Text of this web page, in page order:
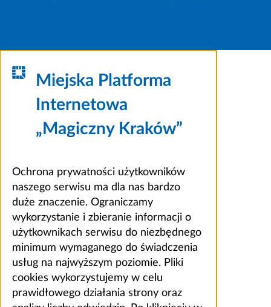
Miejska Platforma
Internetowa
„Magiczny Kraków”
Ochrona prywatności użytkowników
naszego serwisu ma dla nas bardzo
duże znaczenie. Ograniczamy
wykorzystanie i zbieranie informacji o
użytkownikach serwisu do niezbędnego
minimum wymaganego do świadczenia
usług na najwyższym poziomie. Pliki
cookies wykorzystujemy w celu
prawidłowego działania strony oraz